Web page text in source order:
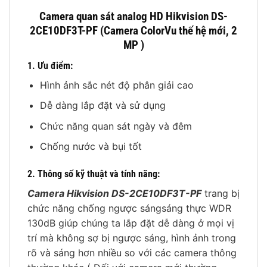
Camera quan sát analog HD Hikvision DS-
2CE10DF3T-PF (Camera ColorVu thế hệ mới, 2
MP )
1. Ưu điểm:
Hình ảnh sắc nét độ phân giải cao
Dễ dàng lắp đặt và sử dụng
Chức năng quan sát ngày và đêm
Chống nước và bụi tốt
2. Thông số kỹ thuật và tính năng:
Camera Hikvision DS-2CE10DF3T-PFtrang bị
chức năng chống ngược sángsáng thực WDR
130dB giúp chúng ta lắp đặt dễ dàng ở mọi vị
trí mà không sợ bị ngược sáng, hình ảnh trong
rõ và sáng hơn nhiều so với các camera thông